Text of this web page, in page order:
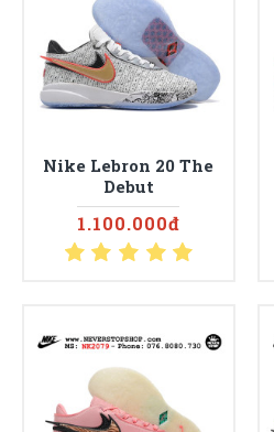
Nike Lebron 20 The
Debut
1.100.000đ